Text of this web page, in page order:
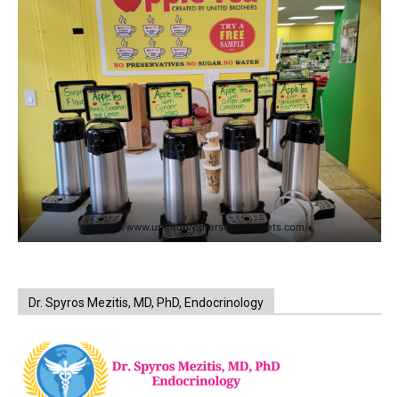
https://www.unitedbrothersfruitmarkets.com/
Dr. Spyros Mezitis, MD, PhD, Endocrinology